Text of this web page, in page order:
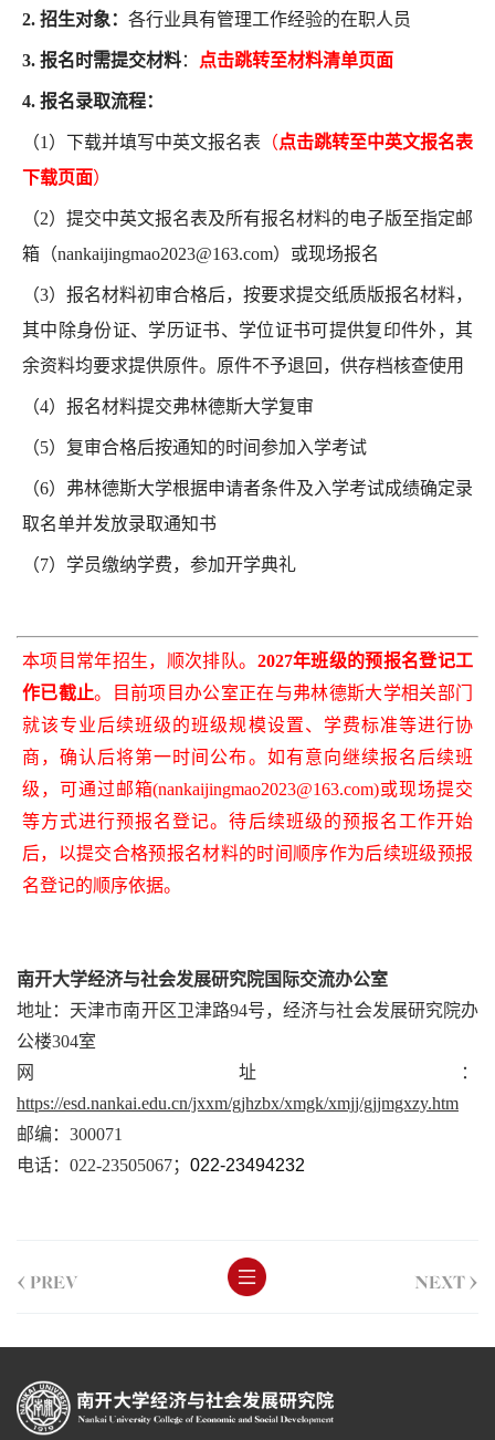
2. 招生对象： 各行业具有管理工作经验的在职人员
3. 报名时需提交材料： 点击跳转至材料清单页面
4. 报名录取流程：
（1）下载并填写中英文报名表 （点击跳转至中英文报名表
下载页面）
（2）提交中英文报名表及所有报名材料的电子版至指定邮
箱（nankaijingmao2023@163.com）或现场报名
（3）报名材料初审合格后，按要求提交纸质版报名材料，
其中除身份证、学历证书、学位证书可提供复印件外，其
余资料均要求提供原件。原件不予退回，供存档核查使用
（4）报名材料提交弗林德斯大学复审
（5）复审合格后按通知的时间参加入学考试
（6）弗林德斯大学根据申请者条件及入学考试成绩确定录
取名单并发放录取通知书
（7）学员缴纳学费，参加开学典礼
本项目常年招生，顺次排队。 2027年班级的预报名登记工
作已截止。
目前项目办公室正在与弗林德斯大学相关部门
就该专业后续班级的班级规模设置、学费标准等进行协
商，确认后将第一时间公布。如有意向继续报名后续班
级， 可通过邮箱(nankaijingmao2023@163.com)或现场提交
等方式进行预报名登记。待后续班级的预报名工作开始
后， 以提交合格预报名材料的时间顺序作为后续班级预报
名登记的顺序依据。
南开大学经济与社会发展研究院国际交流办公室
地址：天津市南开区卫津路94号，经济与社会发展研究院办
公楼304室
网址：
https://esd.nankai.edu.cn/jxxm/gjhzbx/xmgk/xmjj/gjjmgxzy.htm
邮编： 300071
电话： 022-23505067； 022-23494232
< PREV NEXT >